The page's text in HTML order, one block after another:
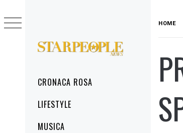
STARPEOPLENEWS
MenuCRONACA ROSA
LIFESTYLE
MUSICA
to
content
HOME